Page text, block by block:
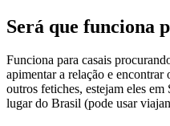
Será que funciona
Funciona para casais
apimentar a relação e encontrar
outros fetiches, estejam eles
lugar do Brasil (pode usar